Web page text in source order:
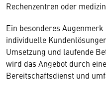
Rechenzentren oder
Ein besonderes Augenmerk
individuelle
Umsetzung und laufende
wird das Angebot durch
Bereitschaftsdienst und